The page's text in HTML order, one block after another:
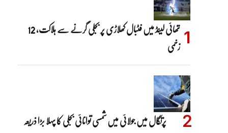
تھائی لینڈ میں فٹبال کھلاڑی پر بجلی گرنے سے ہلاکت، 12
زخمی
پرتگال میں جولائی میں شمسی توانائی بجلی کا پہلا بڑا ذریعہ